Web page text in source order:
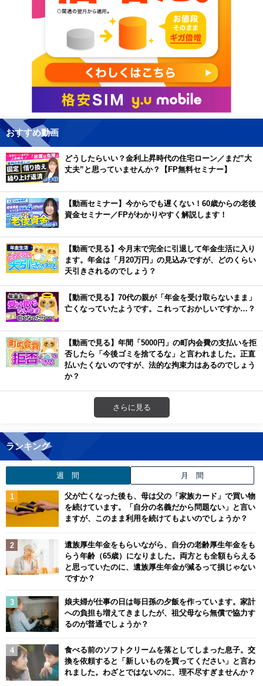
おすすめ動画
どうしたらいい？金利上昇時代の住宅ローン／まだ”大
丈夫”と思っていませんか？【FP無料セミナー】
【動画セミナー】今からでも遅くない！60歳からの老後
資金セミナー／FPがわかりやすく解説します！
【動画で見る】今月末で完全に引退して年金生活に入り
ます。年金は「月20万円」の見込みですが、どのくらい
天引きされるのでしょう？
【動画で見る】70代の親が「年金を受け取らないまま」
亡くなっていたようです。これっておかしいですか…？
【動画で見る】年間「5000円」の町内会費の支払いを拒
否したら「今後ゴミを捨てるな」と言われました。正直
払いたくないのですが、法的な拘束力はあるのでしょう
か？
さらに見る
ランキング
週 間 月 間
父が亡くなった後も、母は父の「家族カード」で買い物
を続けています。「自分の名義だから問題ない」と言い
ますが、このまま利用を続けてもよいのでしょうか？
遺族厚生年金をもらいながら、自分の老齢厚生年金をも
らう年齢（65歳）になりました。両方とも全額もらえる
と思っていたのに、遺族厚生年金が減るって損じゃない
ですか？
娘夫婦が仕事の日は毎日孫の夕飯を作っています。家計
への負担も増えてきましたが、祖父母なら無償で協力す
るのが普通でしょうか？
食べる前のソフトクリームを落としてしまった息子。交
換を依頼すると「新しいものを買ってください」と言わ
れました。わざとではないのに、理不尽すぎませんか？